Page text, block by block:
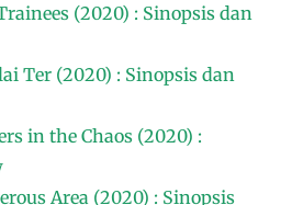
(2020) : Sinopsis dan
Ter (2020) : Sinopsis dan
in the Chaos (2020) :
Area (2020) : Sinopsis